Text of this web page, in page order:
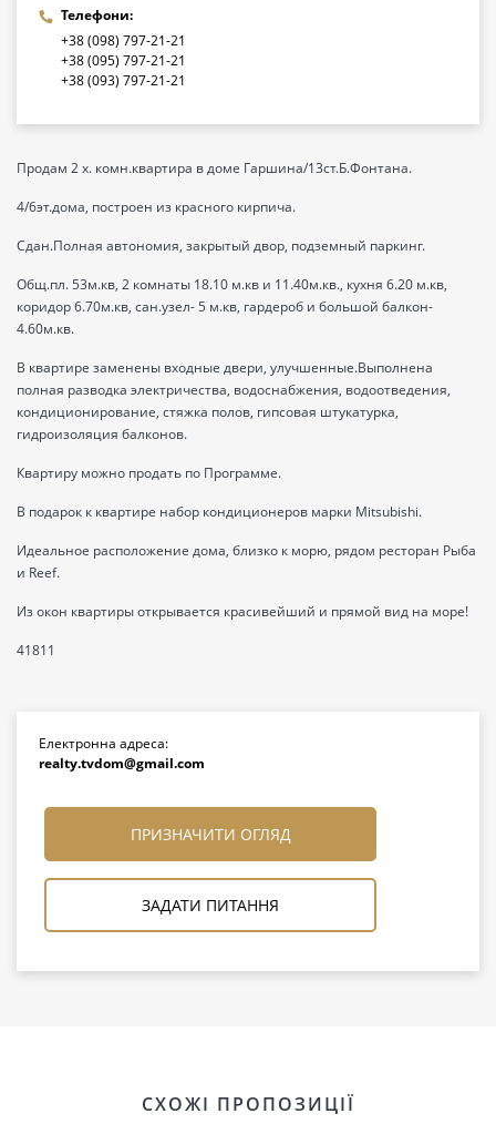
Телефони:
+38 (098) 797-21-21
+38 (095) 797-21-21
+38 (093) 797-21-21
Продам 2 х. комн.квартира в доме Гаршина/13ст.Б.Фонтана.
4/6эт.дома, построен из красного кирпича.
Сдан.Полная автономия, закрытый двор, подземный паркинг.
Общ.пл. 53м.кв, 2 комнаты 18.10 м.кв и 11.40м.кв., кухня 6.20 м.кв,
коридор 6.70м.кв, сан.узел- 5 м.кв, гардероб и большой балкон-
4.60м.кв.
В квартире заменены входные двери, улучшенные.Выполнена
полная разводка электричества, водоснабжения, водоотведения,
кондиционирование, стяжка полов, гипсовая штукатурка,
гидроизоляция балконов.
Квартиру можно продать по Программе.
В подарок к квартире набор кондиционеров марки Mitsubishi.
Идеальное расположение дома, близко к морю, рядом ресторан Рыба
и Reef.
Из окон квартиры открывается красивейший и прямой вид на море!
41811
Електронна адреса:
realty.tvdom@gmail.com
ПРИЗНАЧИТИ ОГЛЯД
ЗАДАТИ ПИТАННЯ
СХОЖІ ПРОПОЗИЦІЇ